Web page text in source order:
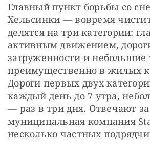
Главный пункт борьбы со
Хельсинки — вовремя
делятся на три категории:
активным движением,
загруженности и
преимущественно в жилых
Дороги первых двух
каждый день до 7 утра,
— раз в три дня. Отвечают за
муниципальная компания
несколько частных